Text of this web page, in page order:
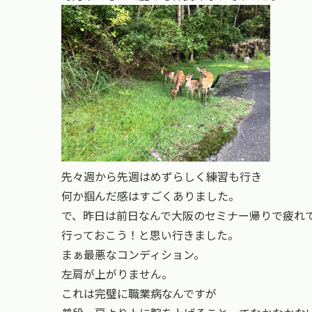
先々週から先週はめずらしく練習も行き
何か掴んだ感はすごくありました。
で、昨日は前日なんで大阪のセミナー帰りで疲れ
行っておこう！と思い行きました。
まぁ最悪なコンディション。
左肩が上がりません。
これは完璧に職業病なんですが